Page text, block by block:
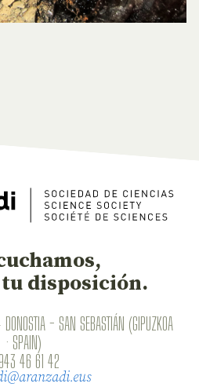
tu disposición.
- SAN SEBASTIÁN (GIPUZKOA
· SPAIN)
943 46 61 42